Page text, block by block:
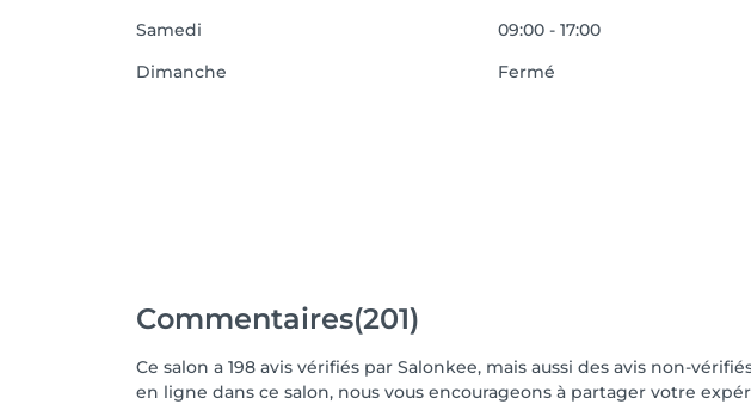
Samedi
09:00 - 17:00
Dimanche
Fermé
Commentaires(201)
Ce salon a 198 avis vérifiés par Salonkee, mais aussi des avis non-
en ligne dans ce salon, nous vous encourageons à partager votre